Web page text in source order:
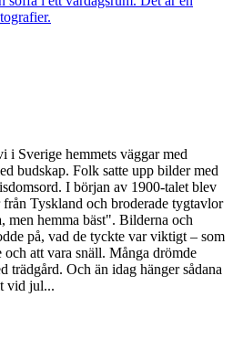
i Sverige hemmets väggar med
budskap. Folk satte upp bilder med
I början av 1900-talet blev
Tyskland och broderade tygtavlor
men hemma bäst". Bilderna och
på, vad de tyckte var viktigt – som
och att vara snäll. Många drömde
trädgård. Och än idag hänger sådana
vid jul...